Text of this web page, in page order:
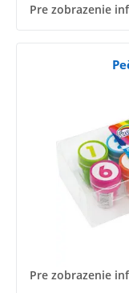
Pre zobrazenie
Pre zobrazenie